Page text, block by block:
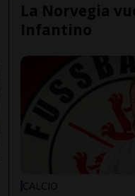
La Norvegia
Infantino
CALCIO